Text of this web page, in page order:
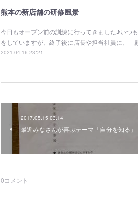
熊本の新店舗の研修風景
今日もオープン前の訓練に行ってきました♪いつ
をしていますが、終了後に店長や担当社員に、
2021.04.16 23:21
2017.05.15 03:14
最近みなさんが喜ぶテーマ「自分を知る」
0コメント